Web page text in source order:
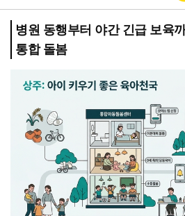
병원 동행부터 야간 긴급 보육
통합 돌봄